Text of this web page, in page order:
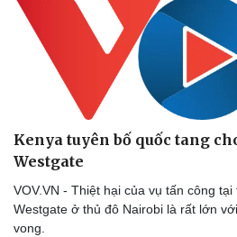
Thể thao
Lịch thi đấu bóng đá
Thế giới thể thao
eSports
Hậu trường
Ô
Ô tô
Xe
Kenya tuyên bố quốc tang
Westgate
VOV.VN - Thiệt hại của vụ tấn công
Westgate ở thủ đô Nairobi là rất lớn
vong.